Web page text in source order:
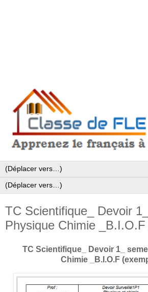
TC Scientifique_ Devoir
Physique Chimie
TC Scientifique_ Devoir 1_
Chimie _B.I.O.F